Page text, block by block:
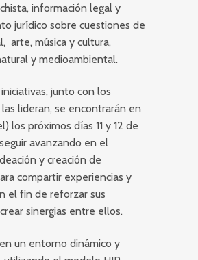
información legal y
jurídico sobre cuestiones de
arte, música y cultura,
y medioambiental.
junto con los
lideran, se encontrarán en
los próximos días 11 y 12 de
avanzando en el
y creación de
compartir experiencias y
el fin de reforzar sus
sinergias entre ellos.
un entorno dinámico y